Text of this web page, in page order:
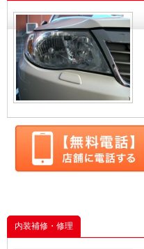
内装補修・修理